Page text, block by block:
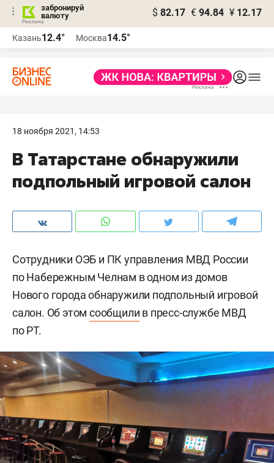
забронируй
валюту
$ 82.17 € 94.84 ¥ 12.17
Казань12.4° Москва14.5°
18 ноября 2021, 14:53
В Татарстане обнаружили
подпольный игровой салон
Сотрудники ОЭБ и ПК управления МВД России
по Набережным Челнам в одном из домов
Нового города обнаружили подпольный игровой
салон. Об этомсообщили в пресс-службе МВД
по РТ.